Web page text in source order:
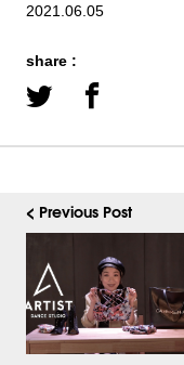
2021.06.05
share :
< Previous Post